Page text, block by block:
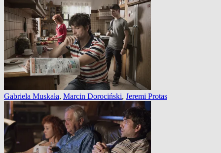
Gabriela Muskała, Marcin Dorociński, Jeremi Protas